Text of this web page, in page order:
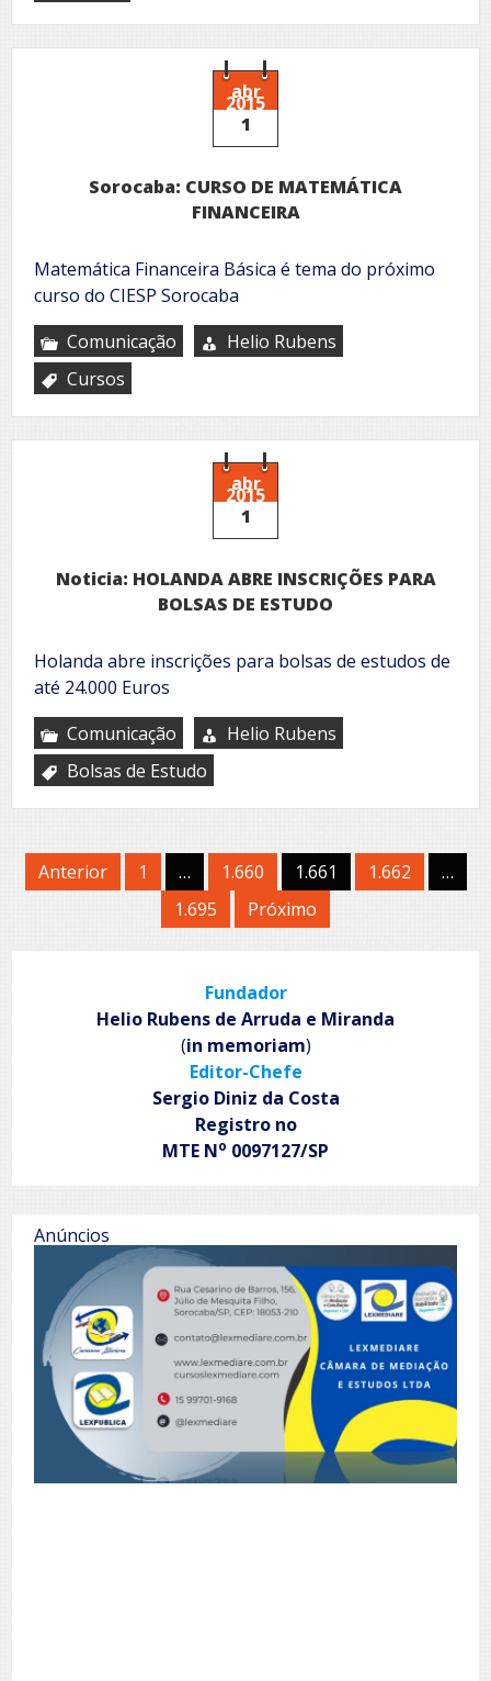
abr
2015
1
Sorocaba: CURSO DE MATEMÁTICA
FINANCEIRA
Matemática Financeira Básica é tema do próximo
curso do CIESP Sorocaba
Comunicação
Helio Rubens
Cursos
abr
2015
1
Noticia: HOLANDA ABRE INSCRIÇÕES PARA
BOLSAS DE ESTUDO
Holanda abre inscrições para bolsas de estudos de
até 24.000 Euros
Comunicação
Helio Rubens
Bolsas de Estudo
Paginação
de
Anterior 1 … 1.660 1.661 1.662
…
1.695
Próximo
Fundador
Helio Rubens de Arruda e Miranda
(in memoriam)
Editor-Chefe
Sergio Diniz da Costa
Registro no
MTE No 0097127/SP
Anúncios